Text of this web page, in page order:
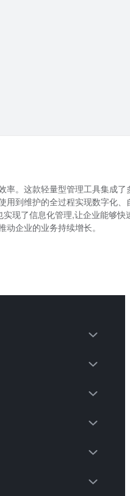
率。这款轻量型管理工具集成
用到维护的全过程实现数字化
现了信息化管理,让企业能够
企业的业务持续增长。